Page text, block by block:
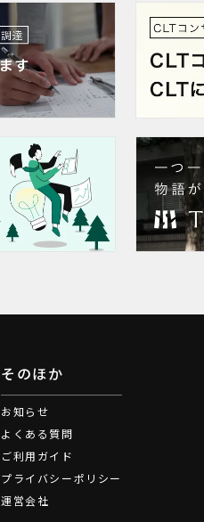
そのほか
お知らせ
よくある質問
ご利用ガイド
プライバシーポリシー
運営会社